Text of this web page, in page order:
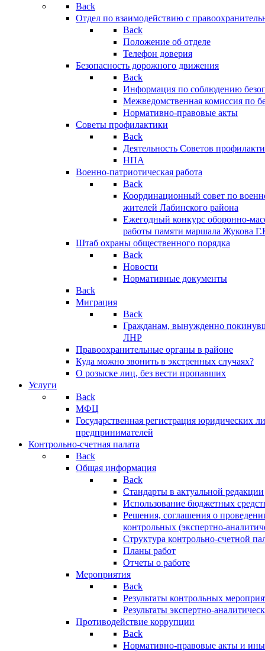
Back
Отдел по взаимодействию с
Back
Положение об отделе
Телефон доверия
Безопасность дорожного движения
Back
Информация по соблюдению
Межведомственная комиссия по
Нормативно-правовые акты
Советы профилактики
Back
Деятельность Советов
НПА
Военно-патриотическая работа
Back
Координационный совет по
жителей Лабинского района
Ежегодный конкурс оборонно-
работы памяти маршала Жукова
Штаб охраны общественного порядка
Back
Новости
Нормативные документы
Back
Миграция
Back
Гражданам, вынужденно
ЛНР
Правоохранительные органы в районе
Куда можно звонить в экстренных случаях?
О розыске лиц, без вести пропавших
Услуги
Back
МФЦ
Государственная регистрация юридических
предпринимателей
Контрольно-счетная палата
Back
Общая информация
Back
Стандарты в актуальной редакции
Использование бюджетных
Решения, соглашения о
контрольных (экспертно-
Структура контрольно-счетной
Планы работ
Отчеты о работе
Мероприятия
Back
Результаты контрольных
Результаты экспертно-
Противодействие коррупции
Back
Нормативно-правовые акты и